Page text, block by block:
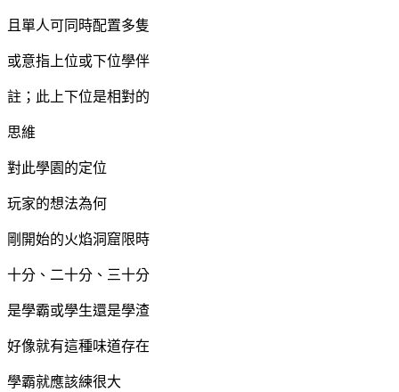
且單人可同時配置多隻
或意指上位或下位學伴
註；此上下位是相對的
思維
對此學園的定位
玩家的想法為何
剛開始的火焰洞窟限時
十分、二十分、三十分
是學霸或學生還是學渣
好像就有這種味道存在
學霸就應該練很大